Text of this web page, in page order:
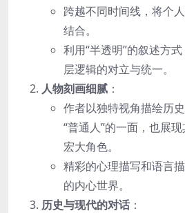
跨越不同时间线，将个
结合。
利用“半透明”的叙述方
层逻辑的对立与统一。
人物刻画细腻 ：
作者以独特视角描绘历
“普通人”的一面，也展
宏大角色。
精彩的心理描写和语言
的内心世界。
历史与现代的对话 ：